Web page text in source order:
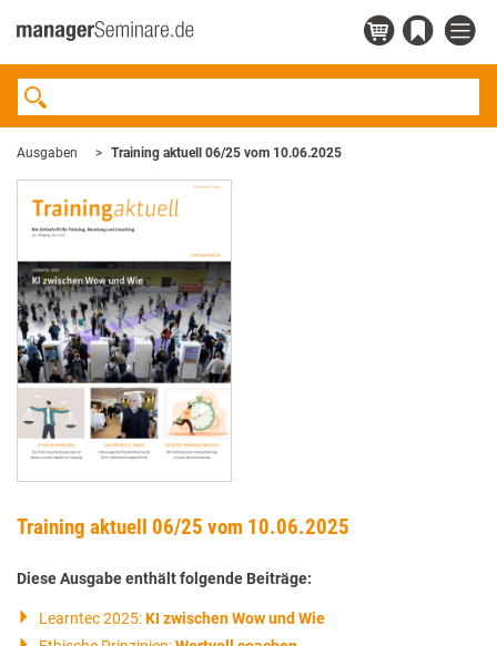
Ausgaben Training aktuell 06/25 vom 10.06.2025
Training aktuell 06/25 vom 10.06.2025
Diese Ausgabe enthält folgende Beiträge:
Learntec 2025:KI zwischen Wow und Wie